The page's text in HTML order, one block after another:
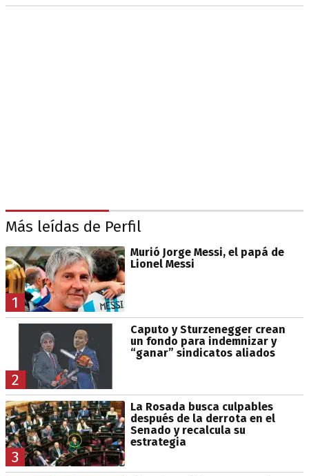
Más leídas de Perfil
1
Murió Jorge Messi, el papá de
Lionel Messi
2
Caputo y Sturzenegger crean
un fondo para indemnizar y
“ganar” sindicatos aliados
3
La Rosada busca culpables
después de la derrota en el
Senado y recalcula su
estrategia